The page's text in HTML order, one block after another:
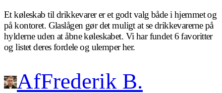
Et køleskab til drikkevarer er et godt valg både i hjemmet og
på kontoret. Glaslågen gør det muligt at se drikkevarerne på
hylderne uden at åbne køleskabet. Vi har fundet 6 favoritter
og listet deres fordele og ulemper her.
AfFrederik B.